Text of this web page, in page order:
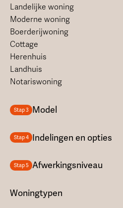
Landelijke woning
Moderne woning
Boerderijwoning
Cottage
Herenhuis
Landhuis
Notariswoning
Stap 3 Model
Stap 4 Indelingen en opties
Stap 5 Afwerkingsniveau
Woningtypen